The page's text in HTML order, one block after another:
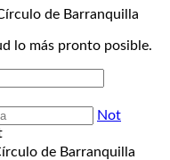
de Barranquilla
lo más pronto posible.
Not
de Barranquilla